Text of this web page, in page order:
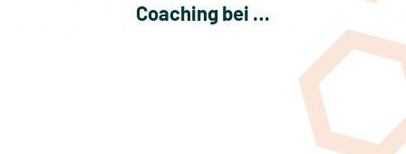
Coaching bei …